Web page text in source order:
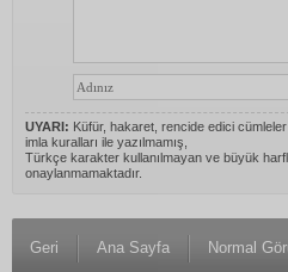
UYARI: Küfür, hakaret, rencide edici
imla kuralları ile yazılmamış,
Türkçe karakter kullanılmayan ve büyük
onaylanmamaktadır.
Geri Ana Sayfa Normal